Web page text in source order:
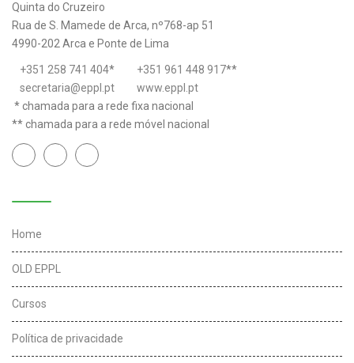
Quinta do Cruzeiro
Rua de S. Mamede de Arca, nº768-ap 51
4990-202 Arca e Ponte de Lima
+351 258 741 404* +351 961 448 917**
secretaria@eppl.pt
www.eppl.pt
* chamada para a rede fixa nacional
** chamada para a rede móvel nacional
Home
OLD EPPL
Cursos
Política de privacidade